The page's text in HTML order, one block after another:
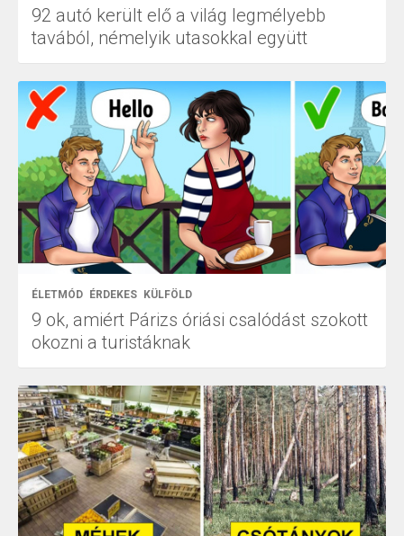
92 autó került elő a világ legmélyebb
tavából, némelyik utasokkal együtt
ÉLETMÓD ÉRDEKES KÜLFÖLD
9 ok, amiért Párizs óriási csalódást szokott
okozni a turistáknak